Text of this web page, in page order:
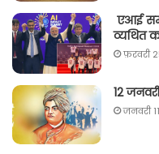
एआई
व्यथित
फ़रवरी
12
जनवरी